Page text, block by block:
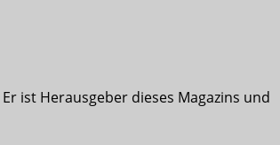
ist Herausgeber dieses Magazins und